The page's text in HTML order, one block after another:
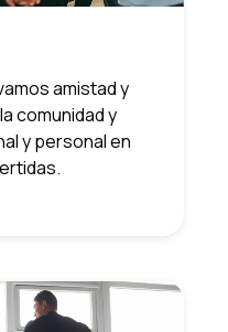
amistad y
comunidad y
y personal en